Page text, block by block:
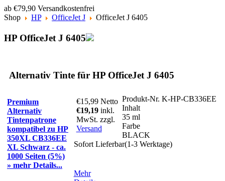
ab €79,90 Versandkostenfrei
Shop
HP OfficeJet J OfficeJet J 6405
HP OfficeJet J 6405
Alternativ Tinte für HP OfficeJet J 6405
Premium
Alternativ
Tintenpatrone
kompatibel zu HP
350XL CB336EE
XL Schwarz - ca.
1000 Seiten (5%)
» mehr Details...
€15,99 Netto
€19,19 inkl.
MwSt. zzgl.
Versand
Produkt-Nr. K-HP-CB336EE
Inhalt
35 ml
Farbe
BLACK
Sofort Lieferbar(1-3 Werktage)
Mehr